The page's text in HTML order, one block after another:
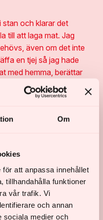
Om
att anpassa innehållet
tillhandahålla funktioner
vår trafik. Vi
och annan
sociala medier och
stan och klarar det
till att laga mat. Jag
även om det inte
en tjej så jag hade
med hemma, berättar
Glada Hudik-teaterns
mest hemma. Den
nämligen Mats
och tar halva
innebär att stödja